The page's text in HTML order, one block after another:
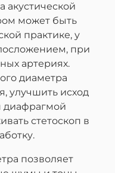
акустической
может быть
практике, у
при
артериях.
диаметра
улучшить исход
диафрагмой
стетоскоп в
позволяет